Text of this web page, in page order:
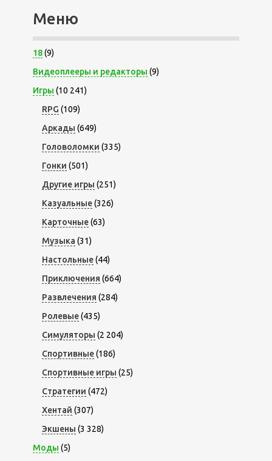
Меню
18(9)
Видеоплееры и редакторы (9)
Игры (10 241)
RPG (109)
Аркады (649)
Головоломки (335)
Гонки (501)
Другие игры (251)
Казуальные(326)
Карточные(63)
Музыка (31)
Настольные(44)
Приключения (664)
Развлечения (284)
Ролевые(435)
Симуляторы (2 204)
Спортивные(186)
Спортивные игры (25)
Стратегии (472)
Хентай (307)
Экшены (3 328)
Моды (5)